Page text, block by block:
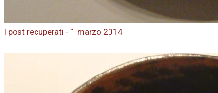
I post recuperati - 1 marzo 2014